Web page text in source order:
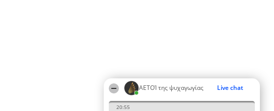
ΑΕΤΟΊ της ψυχαγωγίας Live chat
20:55